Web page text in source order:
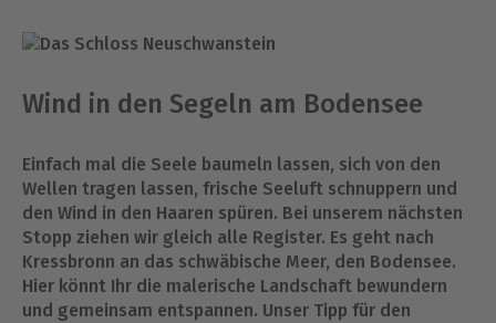
Wind in den Segeln am Bodensee
Einfach mal die Seele baumeln lassen, sich von den
Wellen tragen lassen, frische Seeluft schnuppern und
den Wind in den Haaren spüren. Bei unserem nächsten
Stopp ziehen wir gleich alle Register. Es geht nach
Kressbronn an das schwäbische Meer, den Bodensee.
Hier könnt Ihr die malerische Landschaft bewundern
und gemeinsam entspannen. Unser Tipp für den